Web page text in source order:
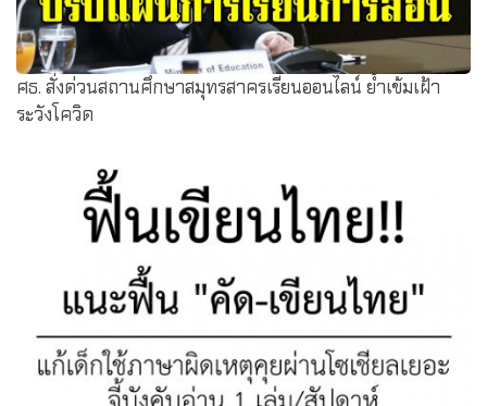
ศธ. สั่งด่วนสถานศึกษาสมุทรสาครเรียนออนไลน์ ย้ำเข้มเฝ้า
ระวังโควิด